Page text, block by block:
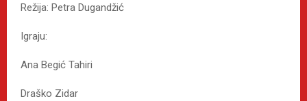
Režija: Petra Dugandžić
Igraju:
Ana Begić Tahiri
Draško Zidar